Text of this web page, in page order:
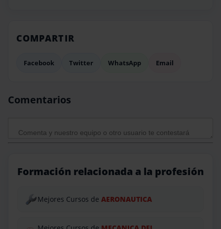
COMPARTIR
Facebook Twitter WhatsApp Email
Comentarios
Formación relacionada a la profesión
Mejores Cursos de AERONAUTICA